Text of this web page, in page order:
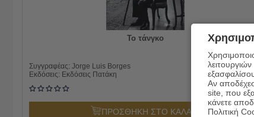
Το τάνγκο
Συγγραφέας: Jorge Luis Borges
Εκδόσεις: Εκδόσεις Πατάκη 9.20
ΠΡΟΣΘΗΚΗ ΣΤΟ ΚΑΛΑΘΙ
Αν
site, που
κάνετε
Πολιτική